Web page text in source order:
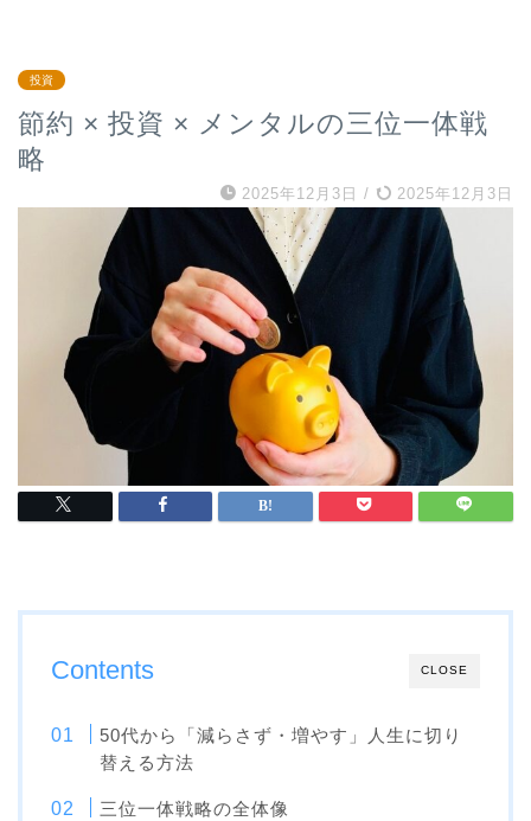
投資
節約 × 投資 × メンタルの三位一体戦
略
2025年12月3日 / 2025年12月3日
CLOSE
Contents
50代から「減らさず・増やす」人生に切り
替える方法
三位一体戦略の全体像